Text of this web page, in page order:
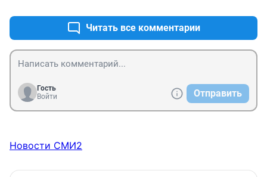
Читать все комментарии
Гость
Войти
Отправить
Новости СМИ2